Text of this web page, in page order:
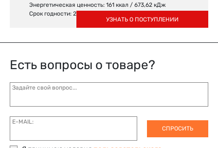
Энергетическая ценность: 161 ккал / 673,62 кДж
Срок годности: 2 года
УЗНАТЬ О ПОСТУПЛЕНИИ
Есть вопросы о товаре?
Задайте свой вопрос...
E-MAIL:
СПРОСИТЬ